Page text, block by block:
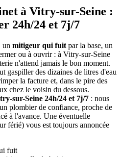
à Vitry-sur-Seine :
24h/24 et 7j/7
un mitigeur qui fuit par la base, un
ou à ouvrir : à Vitry-sur-Seine
n'attend jamais le bon moment.
gaspiller des dizaines de litres d'eau
la facture et, dans le pire des
chez le voisin du dessous.
sur-Seine 24h/24 et 7j/7 : nous
plombier de confiance, proche de
à l'avance. Une éventuelle
férié) vous est toujours annoncée
fuit